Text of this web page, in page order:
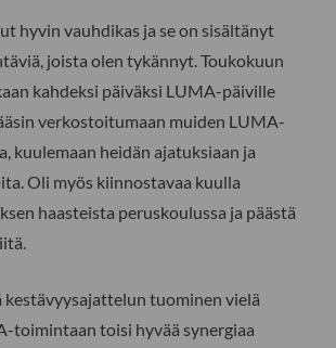
hyvin vauhdikas ja se on sisältänyt
joista olen tykännyt. Toukokuun
kahdeksi päiväksi LUMA-päiville
verkostoitumaan muiden LUMA-
kuulemaan heidän ajatuksiaan ja
Oli myös kiinnostavaa kuulla
haasteista peruskoulussa ja päästä
kestävyysajattelun tuominen vielä
toimintaan toisi hyvää synergiaa